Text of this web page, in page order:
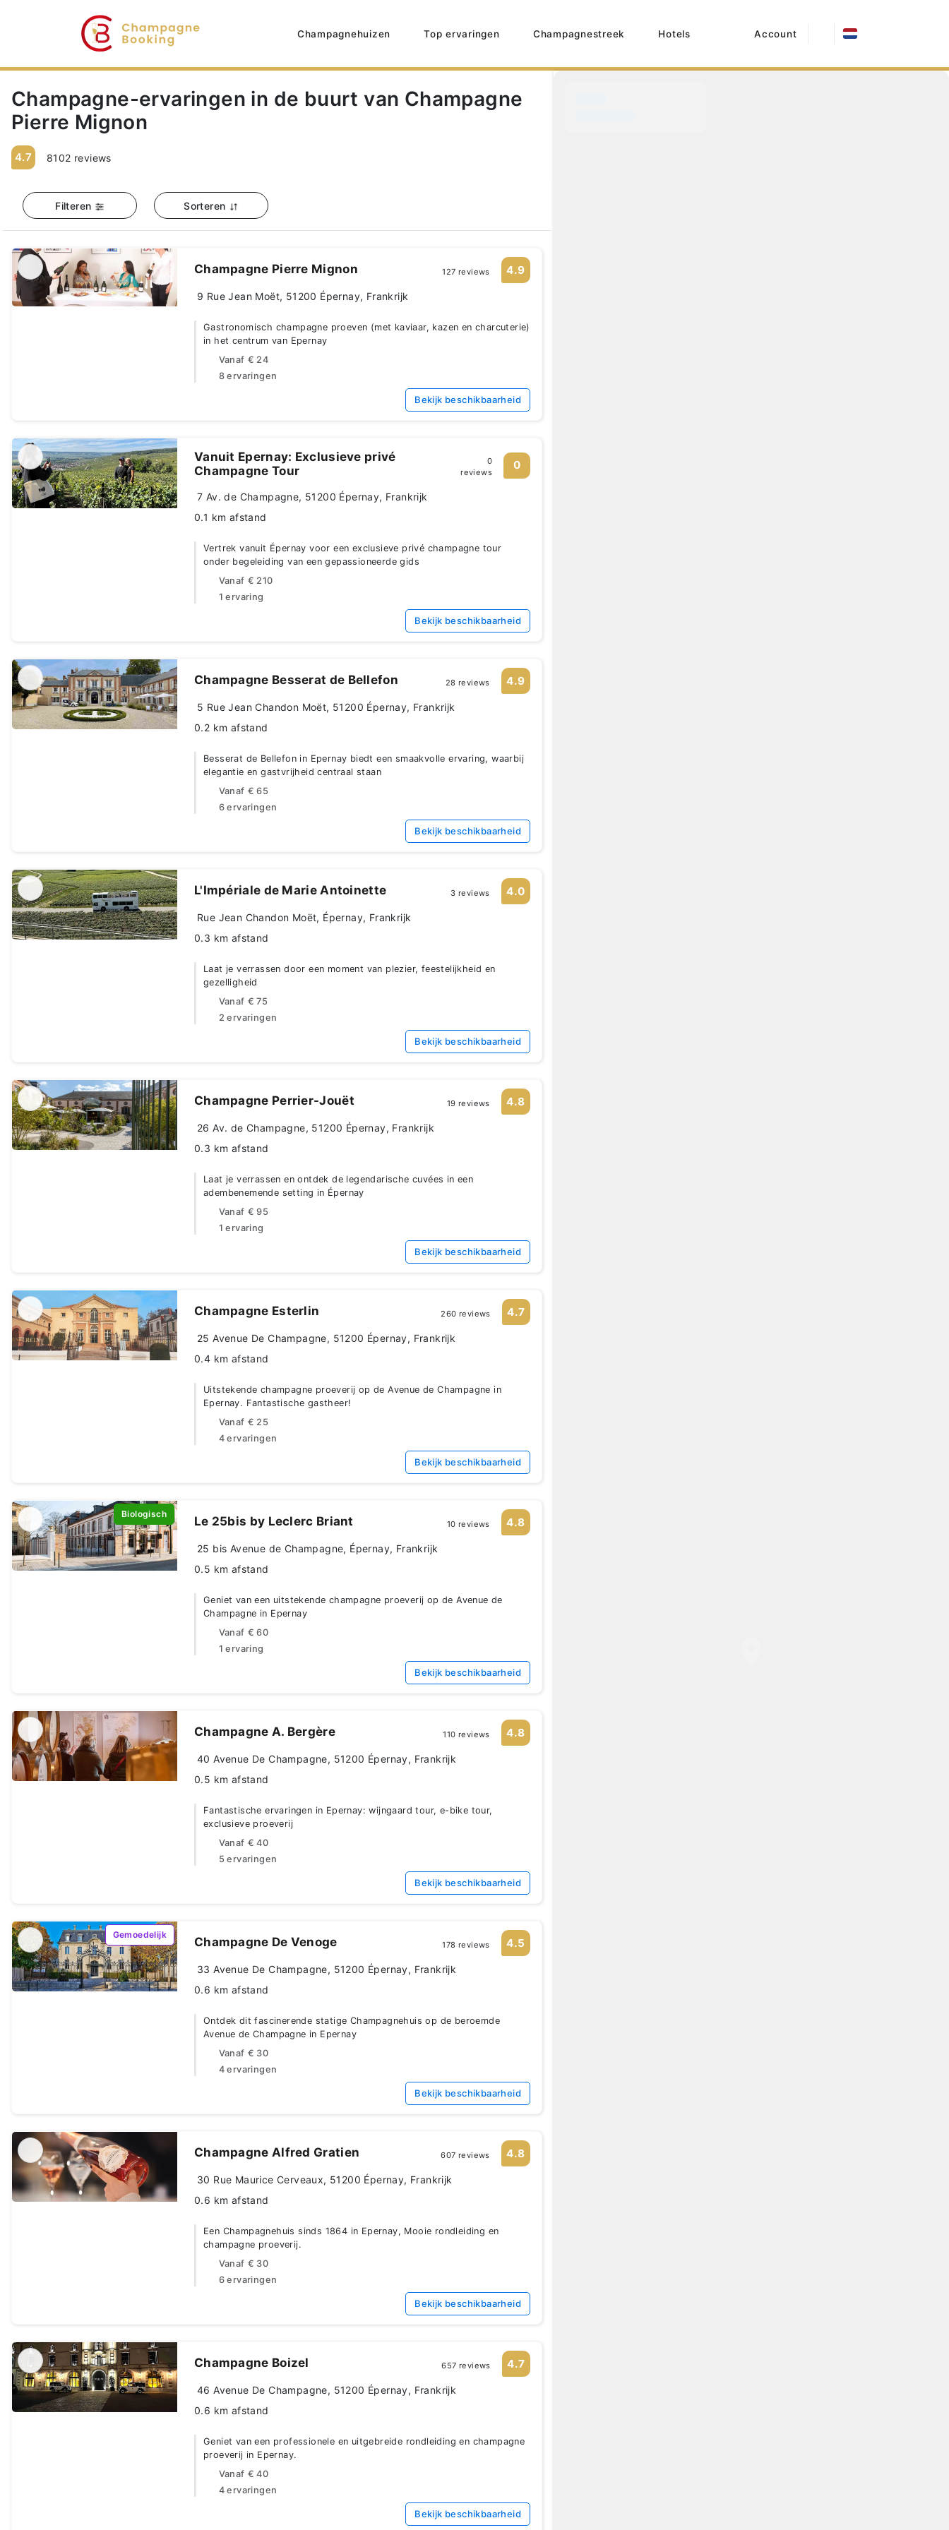
Champagnehuizen Top ervaringen Champagnestreek Hotels Account
Champagne-ervaringen in de buurt van Champagne
Pierre Mignon
4.7 8102 reviews
Filteren Sorteren
Champagne Pierre Mignon 127 reviews 4.9
9 Rue Jean Moët, 51200 Épernay, Frankrijk
Gastronomisch champagne proeven (met kaviaar, kazen en charcuterie)
in het centrum van Epernay
Vanaf € 24
8 ervaringen
Bekijk beschikbaarheid
Vanuit Epernay: Exclusieve privé
Champagne Tour
0
reviews
0
7 Av. de Champagne, 51200 Épernay, Frankrijk
0.1 km afstand
Vertrek vanuit Épernay voor een exclusieve privé champagne tour
onder begeleiding van een gepassioneerde gids
Vanaf € 210
1 ervaring
Bekijk beschikbaarheid
Champagne Besserat de Bellefon 28 reviews 4.9
5 Rue Jean Chandon Moët, 51200 Épernay, Frankrijk
0.2 km afstand
Besserat de Bellefon in Epernay biedt een smaakvolle ervaring, waarbij
elegantie en gastvrijheid centraal staan
Vanaf € 65
6 ervaringen
Bekijk beschikbaarheid
L'Impériale de Marie Antoinette 3 reviews 4.0
Rue Jean Chandon Moët, Épernay, Frankrijk
0.3 km afstand
Laat je verrassen door een moment van plezier, feestelijkheid en
gezelligheid
Vanaf € 75
2 ervaringen
Bekijk beschikbaarheid
Champagne Perrier-Jouët 19 reviews 4.8
26 Av. de Champagne, 51200 Épernay, Frankrijk
0.3 km afstand
Laat je verrassen en ontdek de legendarische cuvées in een
adembenemende setting in Épernay
Vanaf € 95
1 ervaring
Bekijk beschikbaarheid
Champagne Esterlin 260 reviews 4.7
25 Avenue De Champagne, 51200 Épernay, Frankrijk
0.4 km afstand
Uitstekende champagne proeverij op de Avenue de Champagne in
Epernay. Fantastische gastheer!
Vanaf € 25
4 ervaringen
Bekijk beschikbaarheid
Biologisch Le 25bis by Leclerc Briant 10 reviews 4.8
25 bis Avenue de Champagne, Épernay, Frankrijk
0.5 km afstand
Geniet van een uitstekende champagne proeverij op de Avenue de
Champagne in Epernay
Vanaf € 60
1 ervaring
Bekijk beschikbaarheid
Champagne A. Bergère 110 reviews 4.8
40 Avenue De Champagne, 51200 Épernay, Frankrijk
0.5 km afstand
Fantastische ervaringen in Epernay: wijngaard tour, e-bike tour,
exclusieve proeverij
Vanaf € 40
5 ervaringen
Bekijk beschikbaarheid
Gemoedelijk Champagne De Venoge 178 reviews 4.5
33 Avenue De Champagne, 51200 Épernay, Frankrijk
0.6 km afstand
Ontdek dit fascinerende statige Champagnehuis op de beroemde
Avenue de Champagne in Epernay
Vanaf € 30
4 ervaringen
Bekijk beschikbaarheid
Champagne Alfred Gratien 607 reviews 4.8
30 Rue Maurice Cerveaux, 51200 Épernay, Frankrijk
0.6 km afstand
Een Champagnehuis sinds 1864 in Epernay, Mooie rondleiding en
champagne proeverij.
Vanaf € 30
6 ervaringen
Bekijk beschikbaarheid
Champagne Boizel 657 reviews 4.7
46 Avenue De Champagne, 51200 Épernay, Frankrijk
0.6 km afstand
Geniet van een professionele en uitgebreide rondleiding en champagne
proeverij in Epernay.
Vanaf € 40
4 ervaringen
Bekijk beschikbaarheid